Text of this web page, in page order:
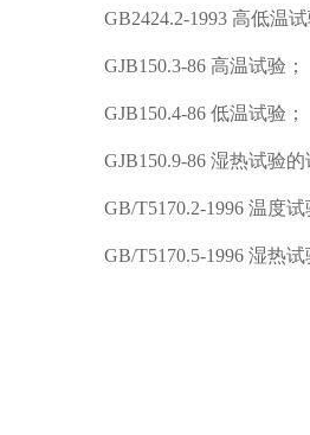
GB2424.2-1993 高低温
GJB150.3-86 高温试验；
GJB150.4-86 低温试验；
GJB150.9-86 湿热试验
GB/T5170.2-1996 温度
GB/T5170.5-1996 湿热